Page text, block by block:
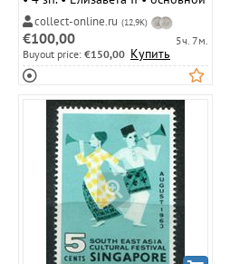
выпуск • попугай • Used VF
collect-online.ru (12,9K)
€100,00
5ч. 7м.
Buyout price: €150,00 Купить